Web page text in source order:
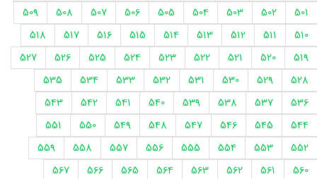
501
502
503
504
505
506
507
508
509
510
511
512
513
514
515
516
517
518
519
520
521
522
523
524
525
526
527
528
529
530
531
532
533
534
535
536
537
538
539
540
541
542
543
544
545
546
547
548
549
550
551
552
553
554
555
556
557
558
559
560
561
562
563
564
565
566
567